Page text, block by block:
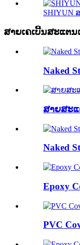
SHIYUN
ສາຍເຄເບີ້ນສະແຕນ
Naked
ສາຍສະແ
Naked
Epoxy
PVC